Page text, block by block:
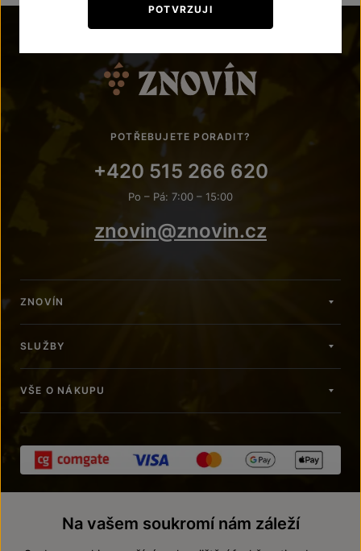
POTŘEBUJETE PORADIT?
+420 515 266 620
Po – Pá: 7:00 – 15:00
znovin@znovin.cz
ZNOVÍN
SLUŽBY
VŠE O NÁKUPU
POTVRZUJI
Na vašem soukromí nám záleží